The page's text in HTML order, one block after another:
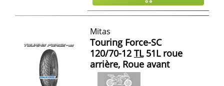
Mitas
Touring Force-SC
120/70-12 TL51L roue
arrière, Roue avant